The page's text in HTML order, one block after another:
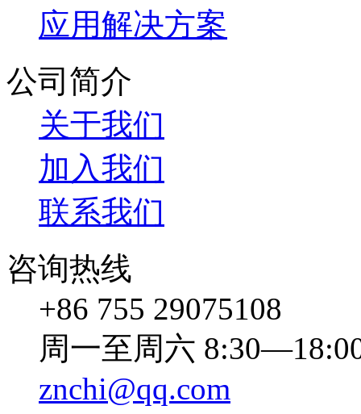
应用解决方案
公司简介
关于我们
加入我们
联系我们
咨询热线
+86 755 29075108
周一至周六
znchi@qq.com